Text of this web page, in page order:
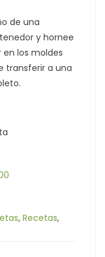
de una
y hornee
en los moldes
transferir a una
, Recetas,